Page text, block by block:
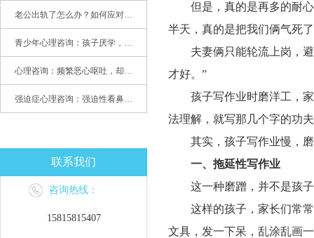
老公出轨了怎么办？如何应对老公出轨？——婚姻心理专家为您支招
青少年心理咨询：孩子厌学，整天沉迷手机，网络成瘾，怎么办?
心理咨询：频繁恶心呕吐，却无身体异常
强迫症心理咨询：强迫性看鼻尖，害我无法学习
联系我们
咨询热线：
15815815407
但是，真的是再多的耐
半天，真的是把我们俩气死
夫妻俩只能轮流上岗，
才好。 ”
孩子写作业时磨洋工，
法理解，就写那几个字的功
其实，孩子写作业慢，
一、 拖延性写作业
这一种磨蹭，并不是孩
这样的孩子，家长们常
文具，发一下呆，乱涂乱画